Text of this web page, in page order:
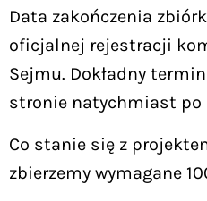
Data zakończenia
oficjalnej rejestracji
Sejmu. Dokładny
stronie natychmiast po
Co stanie się z
zbierzemy wymagane